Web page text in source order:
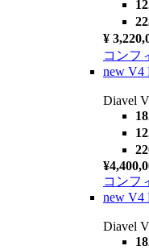
¥
コンフ
new V4
Diavel
コンフ
new V4
Diavel